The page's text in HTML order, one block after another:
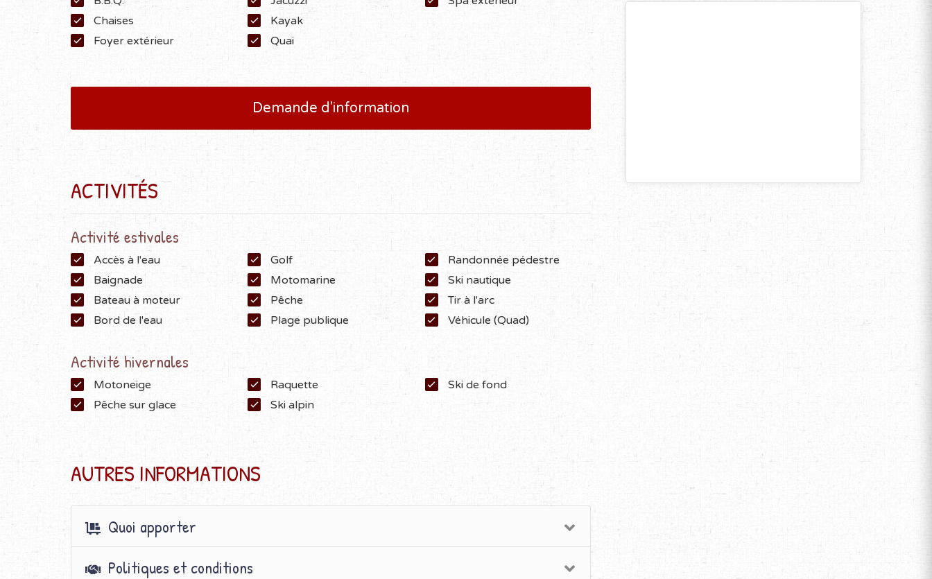
Chaises
Foyer extérieur
Kayak
Quai
Demande d'information
ACTIVITÉS
Activité estivales
Accès à l'eau
Baignade
Bateau à moteur
Bord de l'eau
Golf
Motomarine
Pêche
Plage publique
Randonnée pédestre
Ski nautique
Tir à l'arc
Véhicule (Quad)
Activité hivernales
Motoneige
Pêche sur glace
Raquette
Ski alpin
Ski de fond
AUTRES INFORMATIONS
Quoi apporter
Politiques et conditions